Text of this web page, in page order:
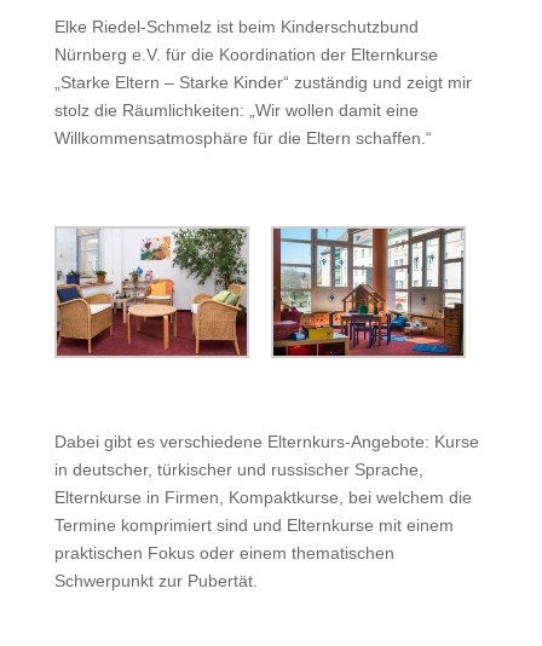
Elke Riedel-Schmelz ist beim Kinderschutzbund
Nürnberg e.V. für die Koordination der Elternkurse
„Starke Eltern – Starke Kinder“ zuständig und zeigt mir
stolz die Räumlichkeiten: „Wir wollen damit eine
Willkommensatmosphäre für die Eltern schaffen.“
Dabei gibt es verschiedene Elternkurs-Angebote: Kurse
in deutscher, türkischer und russischer Sprache,
Elternkurse in Firmen, Kompaktkurse, bei welchem die
Termine komprimiert sind und Elternkurse mit einem
praktischen Fokus oder einem thematischen
Schwerpunkt zur Pubertät.